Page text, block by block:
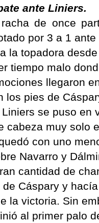
ante Liniers.
de once
por 3 a 1
la topadora
tiempo malo
llegaron
los pies de
se puso en
cabeza muy solo
con uno
Navarro y
cantidad de
de Cáspary y
la victoria. Sin
al primer palo